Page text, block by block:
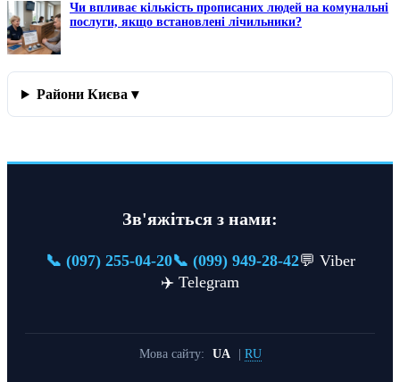
Чи впливає кількість прописаних людей на комунальні
послуги, якщо встановлені лічильники?
Райони Києва ▾
Зв'яжіться з нами:
📞 (097) 255-04-20📞 (099) 949-28-42💬 Viber
✈️ Telegram
Мова сайту: UA RU